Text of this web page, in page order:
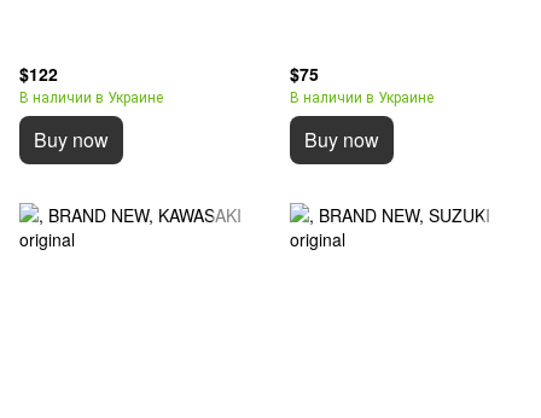
$122
В наличии в Украине
Buy now
$75
В наличии в Украине
Buy now